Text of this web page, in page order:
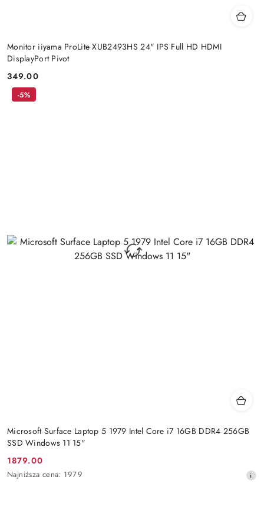
Monitor iiyama ProLite XUB2493HS 24" IPS Full HD HDMI
DisplayPort Pivot
Cena:
349.00
Microsoft Surface Laptop 5 1979 Intel Core i7 16GB DDR4 256GB
SSD Windows 11 15"
Cena
promocyjna:
1879.00
Najniższa
Najniższa cena: 1979
-5%